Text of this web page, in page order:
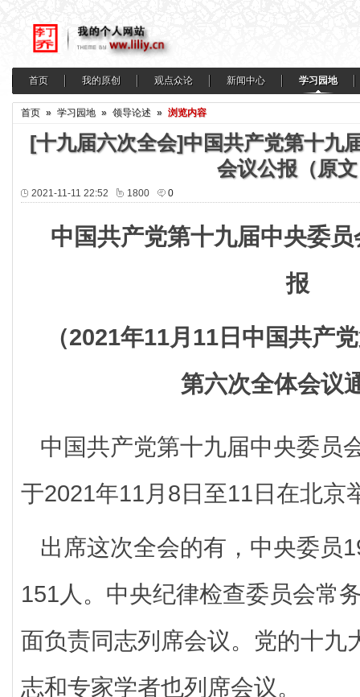
首页 我的原创 观点众论 新闻中心 学习园地
首页 » 学习园地 » 领导论述 » 浏览内容
[十九届六次全会]中国共产党第十九
会议公报（原
2021-11-11 22:52 1800 0
中国共产党第十九届中央委
报
（2021年11月11日中国共产
第六次全体会议
中国共产党第十九届中央委员
于2021年11月8日至11日在北京
出席这次全会的有，中央委员
151人。中央纪律检查委员会常
面负责同志列席会议。党的十九
志和专家学者也列席会议。